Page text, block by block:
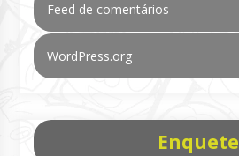
Feed de comentários
WordPress.org
Enquete